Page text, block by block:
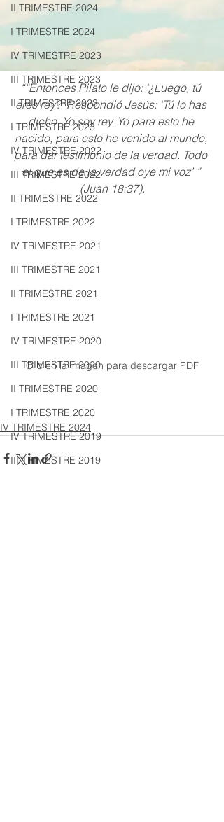
II TRIMESTRE 2024
I TRIMESTRE 2024
IV TRIMESTRE 2023
III TRIMESTRE 2023
II TRIMESTRE 2023
I TRIMESTRE 2023
IV TRIMESTRE 2022
III TRIMESTRE 2022
II TRIMESTRE 2022
I TRIMESTRE 2022
IV TRIMESTRE 2021
III TRIMESTRE 2021
II TRIMESTRE 2021
I TRIMESTRE 2021
IV TRIMESTRE 2020
III TRIMESTRE 2020
II TRIMESTRE 2020
I TRIMESTRE 2020
IV TRIMESTRE 2019
III TRIMESTRE 2019
““Entonces Pilato le dijo: ‘¿Luego, tú
eres rey?’ Respondió Jesús: ‘Tú lo has
dicho. Yo soy rey. Yo para esto he
nacido, para esto he venido al mundo,
para dar testimonio de la verdad. Todo
el que es de la verdad oye mi voz’ ”
(Juan 18:37).
Clic en la imagen para descargar PDF
IV TRIMESTRE 2024